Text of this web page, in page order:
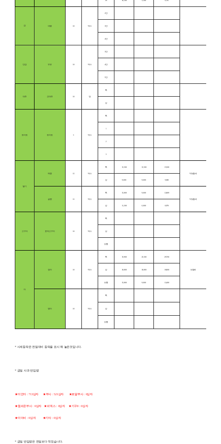
감 대봉 10 박스
2단
3단
4단
단감 부유 10 박스
3단
4단
5단
대추 건대추 10 망
특
상
토마토 토마토 5 박스
특
1
2
3
딸기
매향 1.5 박스
특 15,500 15,500 15,500
약보합세
상 9,000 9,000 9,000
설향 1.5 박스
특 15,800 9,000 12,889
약보합세
상 11,200 6,000 8,870
고구마 호박고구마 10 박스
특
상
보통
마
장마 10 박스
특 33,900 25,500 29,700
보합세
상 18,800 18,800 18,800
보통 15,800 9,000 12,400
병마 10 박스
특
상
보통
* 시세등락은 전일대비 등락을 표시 해 놓은것입니다.
* 금일 사과 반입량
★미안마 : 713상자 ★부사 : 521상자 ★로얄부사 : 0상자
★챔피온부사 : 0상자★피덱스 : 0상자 ★기꾸8 : 0상자
★미야비 : 0상자 ★기타 : 0상자
* 금일 반입량은 전일보다 적었습니다.